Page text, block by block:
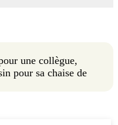
une collègue,
pour sa chaise de